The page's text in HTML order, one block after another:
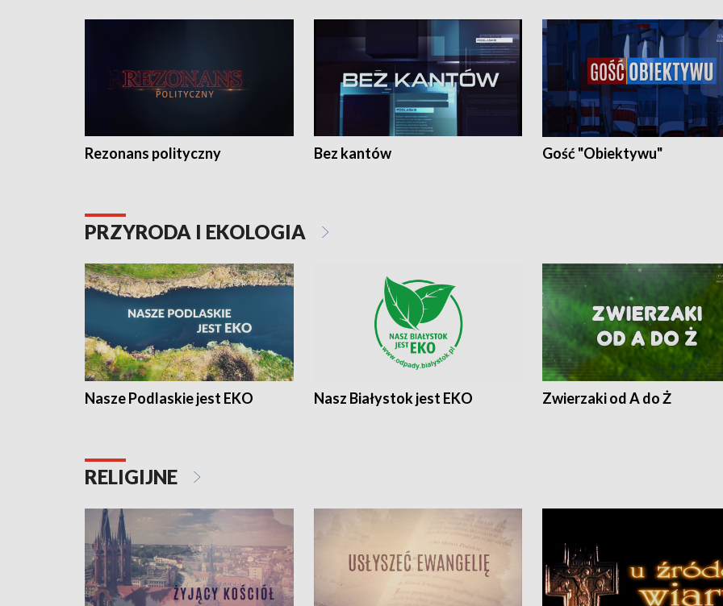
Rezonans polityczny Bez kantów Gość "Obiektywu"
PRZYRODA I EKOLOGIA
Nasze Podlaskie jest EKO Nasz Białystok jest EKO Zwierzaki od A do Ż
RELIGIJNE